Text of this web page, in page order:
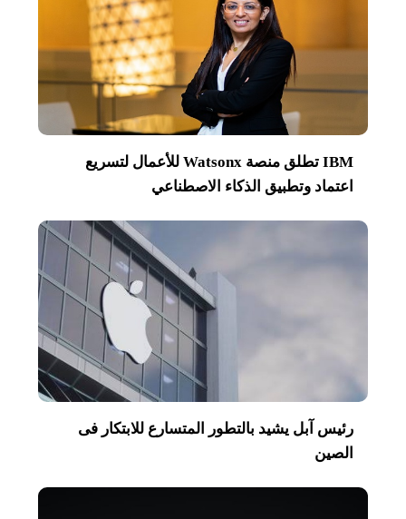
IBM تطلق منصة Watsonx للأعمال لتسريع
اعتماد وتطبيق الذكاء الاصطناعي
رئيس آبل يشيد بالتطور المتسارع للابتكار فى
الصين